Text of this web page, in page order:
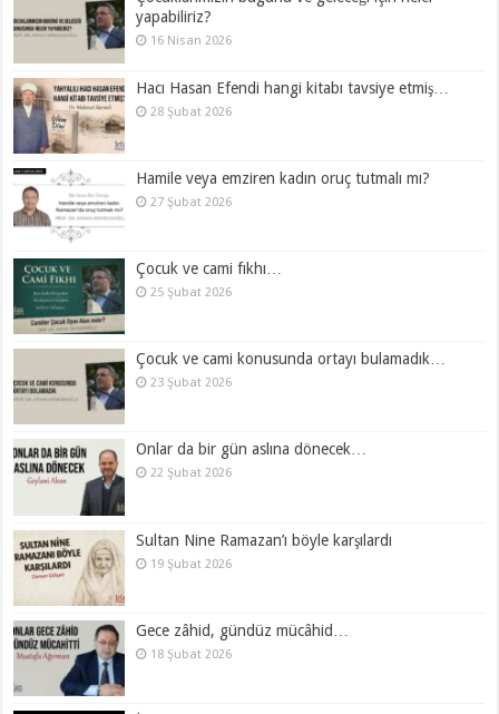
yapabiliriz?
16 Nisan 2026
Hacı Hasan Efendi hangi kitabı tavsiye etmiş…
28 Şubat 2026
Hamile veya emziren kadın oruç tutmalı mı?
27 Şubat 2026
Çocuk ve cami fıkhı…
25 Şubat 2026
Çocuk ve cami konusunda ortayı bulamadık…
23 Şubat 2026
Onlar da bir gün aslına dönecek…
22 Şubat 2026
Sultan Nine Ramazan’ı böyle karşılardı
19 Şubat 2026
Gece zâhid, gündüz mücâhid…
18 Şubat 2026